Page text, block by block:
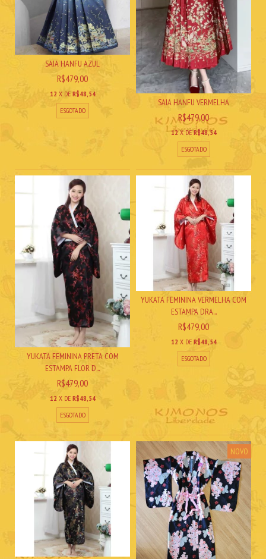
SAIA HANFU AZUL
R$479,00
12 X DE R$48,54
ESGOTADO
SAIA HANFU VERMELHA
R$479,00
12 X DER$48,54
ESGOTADO
YUKATA FEMININA PRETA COM
ESTAMPA FLOR D...
R$479,00
12 X DE R$48,54
ESGOTADO
YUKATA FEMININA VERMELHA COM
ESTAMPA DRA...
R$479,00
12 X DE R$48,54
ESGOTADO
NOVO